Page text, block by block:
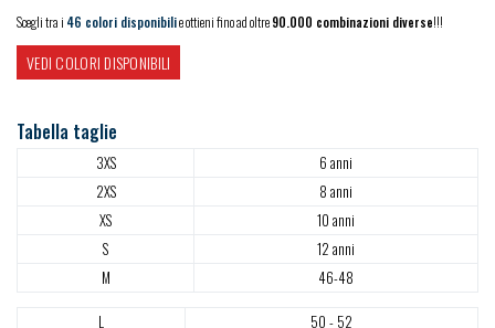
Scegli tra i 46 colori disponibilie ottieni fino ad oltre90.000 combinazioni diverse!!!
VEDI COLORI DISPONIBILI
Tabella taglie
3XS
6 anni
2XS
8 anni
XS
10 anni
S
12 anni
M
46-48
L
50 - 52